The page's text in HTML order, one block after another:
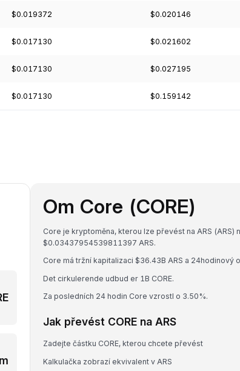
$0.019372 $0.020146
$0.017130 $0.021602
$0.017130 $0.027195
$0.017130 $0.159142
Om Core (CORE)
Core je kryptoměna, kterou lze převést na ARS (ARS)
$0.03437954539811397 ARS.
Core má tržní kapitalizaci $36.43B ARS a 24hodinový
Det cirkulerende udbud er 1B CORE.
Za posledních 24 hodin Core vzrostl o 3.50%.
Jak převést CORE na ARS
Zadejte částku CORE, kterou chcete převést
Kalkulačka zobrazí ekvivalent v ARS